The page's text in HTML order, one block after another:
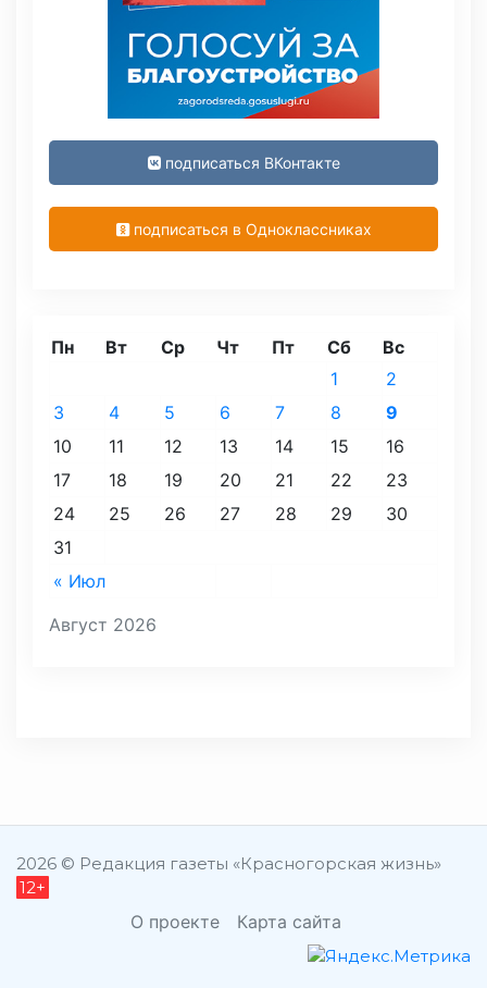
подписаться ВКонтакте
подписаться в Одноклассниках
Август 2026
Пн Вт Ср Чт Пт Сб Вс
« Июл
1
2
3
4 5 6 7 8
9
10
11 12 13 14 15
16
17
18 19 20 21 22
23
24
25 26 27 28 29
30
31
2026 © Редакция газеты «Красногорская жизнь»
12+
О проекте Карта сайта